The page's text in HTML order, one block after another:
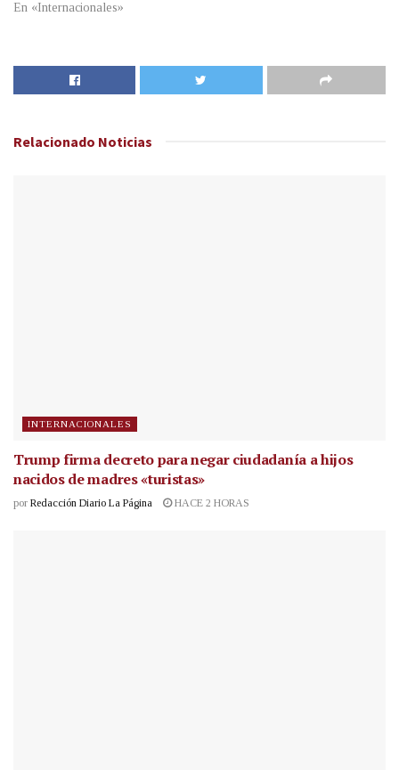
En «Internacionales»
Relacionado Noticias
INTERNACIONALES
Trump firma decreto para negar ciudadanía a hijos
nacidos de madres «turistas»
por Redacción Diario La Página HACE 2 HORAS